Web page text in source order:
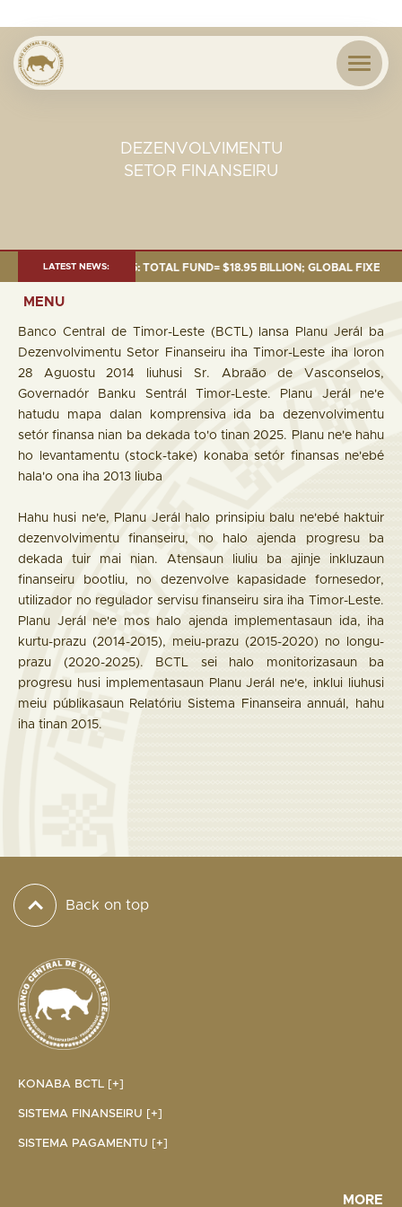
DEZENVOLVIMENTU
SETOR FINANSEIRU
LATEST NEWS:
AS OF 30 SEP. 2025: TOTAL FUND= $18.95 BILLION; GLOBAL FIXED
MENU
Banco Central de Timor-Leste (BCTL) lansa Planu Jerál ba
Dezenvolvimentu Setor Finanseiru iha Timor-Leste iha loron
28 Aguostu 2014 liuhusi Sr. Abraão de Vasconselos,
Governadór Banku Sentrál Timor-Leste. Planu Jerál ne'e
hatudu mapa dalan komprensiva ida ba dezenvolvimentu
setór finansa nian ba dekada to'o tinan 2025. Planu ne'e hahu
ho levantamentu (stock-take) konaba setór finansas ne'ebé
hala'o ona iha 2013 liuba
Hahu husi ne'e, Planu Jerál halo prinsipiu balu ne'ebé haktuir
dezenvolvimentu finanseiru, no halo ajenda progresu ba
dekada tuir mai nian. Atensaun liuliu ba ajinje inkluzaun
finanseiru bootliu, no dezenvolve kapasidade fornesedor,
utilizador no regulador servisu finanseiru sira iha Timor-Leste.
Planu Jerál ne'e mos halo ajenda implementasaun ida, iha
kurtu-prazu (2014-2015), meiu-prazu (2015-2020) no longu-
prazu (2020-2025). BCTL sei halo monitorizasaun ba
progresu husi implementasaun Planu Jerál ne'e, inklui liuhusi
meiu públikasaun Relatóriu Sistema Finanseira annuál, hahu
iha tinan 2015.
Back on top
KONABA BCTL [+]
SISTEMA FINANSEIRU [+]
SISTEMA PAGAMENTU [+]
MORE